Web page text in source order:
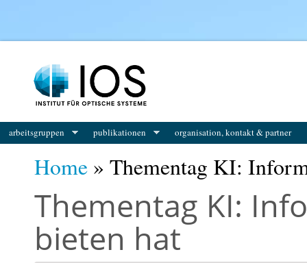
arbeitsgruppen publikationen organisation, kontakt & partner
Home » Thementag KI:
Thementag KI:
bieten hat